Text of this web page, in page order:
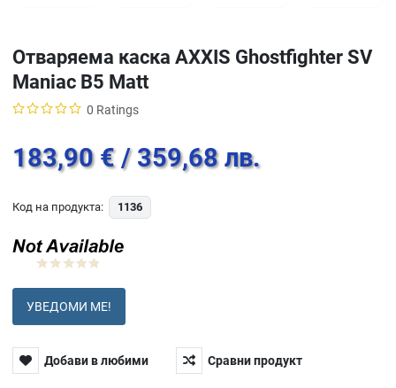
Отваряема каска AXXIS Ghostfighter SV
Maniac B5 Matt
0 Ratings
183,90 € / 359,68 лв.
Код на продукта: 1136
УВЕДОМИ МЕ!
Добави в любими Сравни продукт